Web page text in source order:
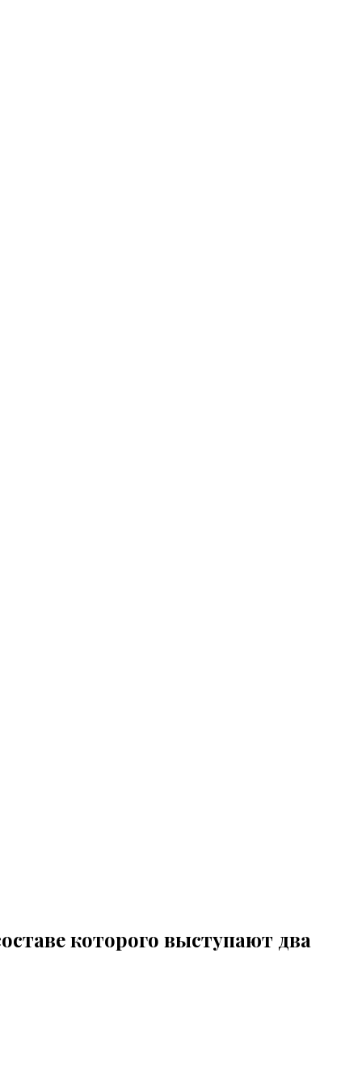
которого выступают два